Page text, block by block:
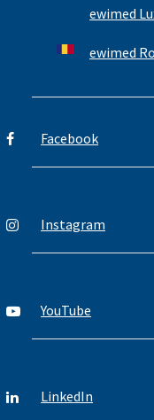
ewimed
ewimed
Facebook
Instagram
YouTube
LinkedIn